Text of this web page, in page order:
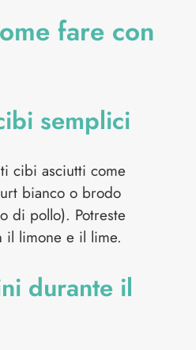
fare con
semplici
cibi asciutti come
bianco o brodo
di pollo). Potreste
il limone e il lime.
durante il